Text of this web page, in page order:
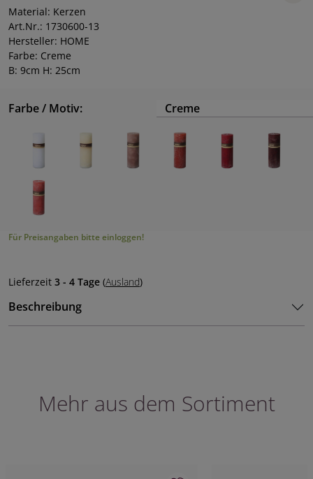
Material: Kerzen
Art.Nr.: 1730600-13
Hersteller: HOME
Farbe: Creme
B: 9cm H: 25cm
Farbe / Motiv: Creme
Für Preisangaben bitte einloggen!
Lieferzeit 3 - 4 Tage (Ausland)
Beschreibung
Mehr aus dem Sortiment